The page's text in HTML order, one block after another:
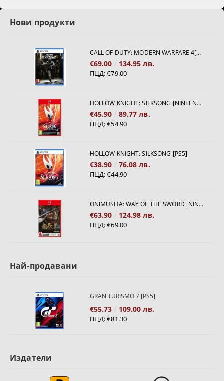
Нови продукти
CALL OF DUTY: MODERN WARFARE 4[PS5]
€69.00 134.95 лв.
ПЦД:€79.00
HOLLOW KNIGHT: SILKSONG [NINTENDO SWITCH 2]
€45.90 89.77 лв.
ПЦД:€54.90
HOLLOW KNIGHT: SILKSONG [PS5]
€38.90 76.08 лв.
ПЦД:€44.90
ONIMUSHA: WAY OF THE SWORD [NINTENDO SWITCH 2]
€63.90 124.98 лв.
ПЦД:€69.00
Най-продавани
GRAN TURISMO 7 [PS5]
€55.73 109.00 лв.
ПЦД:€81.30
Издатели